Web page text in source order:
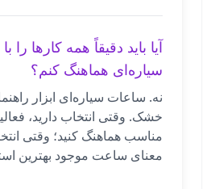
آیا باید دقیقاً همه کارها را
سیاره‌ای هماهنگ کنم؟
نه. ساعات سیاره‌ای ابزار
خشک. وقتی انتخاب دارید،
مناسب هماهنگ کنید؛ وقتی
معنای ساعت موجود بهترین